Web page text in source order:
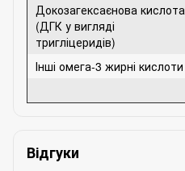
Докозагексаєнова кислота
(ДГК у вигляді
тригліцеридів)
Інші омега-3 жирні кислоти
Відгуки